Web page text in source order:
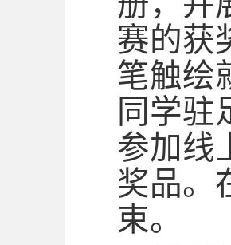
赛的获
笔触绘
同学驻
参加线
奖品。
束。